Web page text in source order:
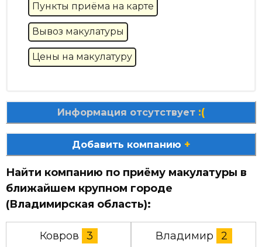
Пункты приёма на карте
Вывоз макулатуры
Цены на макулатуру
Информация отсутствует :(
Добавить компанию +
Найти компанию по приёму макулатуры в
ближайшем крупном городе
(Владимирская область):
Ковров 3 Владимир 2